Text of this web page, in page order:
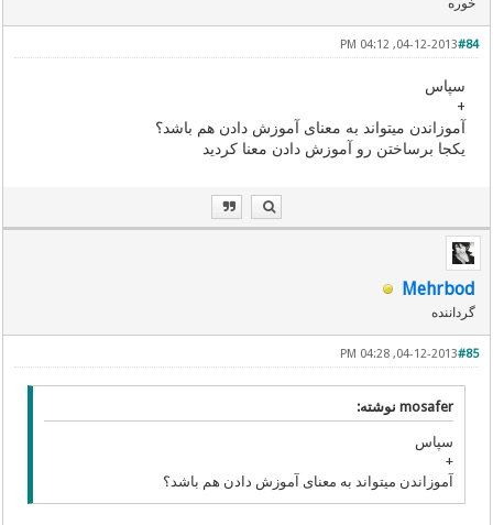
خوره
#84
04-12-2013, 04:12 PM
سپاس
+
آموزاندن میتواند به معنای آموزش دادن هم باشد؟
یکجا برساختن رو آموزش دادن معنا کردید
Mehrbod
گرداننده
#85
04-12-2013, 04:28 PM
mosafer نوشته:
سپاس
+
آموزاندن میتواند به معنای آموزش دادن هم باشد؟